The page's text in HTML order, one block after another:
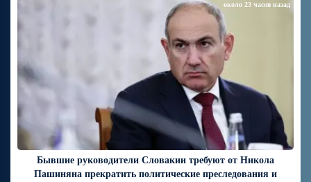
Бывшие руководители Словакии требуют от Никола
Пашиняна прекратить политические преследования и
около 23 часов назад